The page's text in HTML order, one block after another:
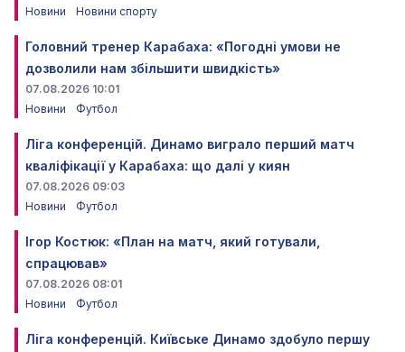
Новини
Новини спорту
Головний тренер Карабаха: «Погодні умови не
дозволили нам збільшити швидкість»
07.08.2026 10:01
Новини
Футбол
Ліга конференцій. Динамо виграло перший матч
кваліфікації у Карабаха: що далі у киян
07.08.2026 09:03
Новини
Футбол
Ігор Костюк: «План на матч, який готували,
спрацював»
07.08.2026 08:01
Новини
Футбол
Ліга конференцій. Київське Динамо здобуло першу